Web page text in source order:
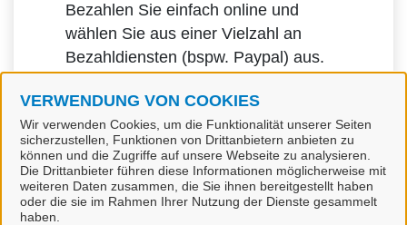
VERWENDUNG VON COOKIES
Wir verwenden Cookies, um die Funktionalität unserer Seiten
sicherzustellen, Funktionen von Drittanbietern anbieten zu
können und die Zugriffe auf unsere Webseite zu analysieren.
Die Drittanbieter führen diese Informationen möglicherweise mit
weiteren Daten zusammen, die Sie ihnen bereitgestellt haben
oder die sie im Rahmen Ihrer Nutzung der Dienste gesammelt
haben.
Bezahlen Sie einfach online und
wählen Sie aus einer Vielzahl an
Bezahldiensten (bspw. Paypal) aus.